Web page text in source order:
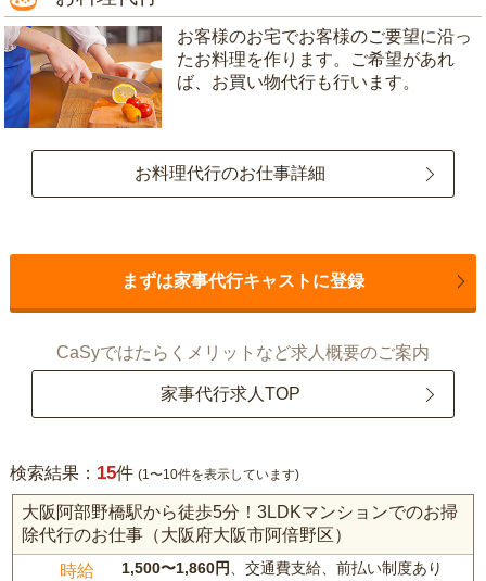
お客様のお宅でお客様のご要望に沿っ
たお料理を作ります。ご希望があれ
ば、お買い物代行も行います。
お料理代行のお仕事詳細
まずは家事代行キャストに登録
CaSyではたらくメリットなど求人概要のご案内
家事代行求人TOP
検索結果： 15件 (1〜10件を表示しています)
大阪阿部野橋駅から徒歩5分！3LDKマンションでのお掃
除代行のお仕事（大阪府大阪市阿倍野区）
時給 1,500〜1,860円 、交通費支給、前払い制度あり